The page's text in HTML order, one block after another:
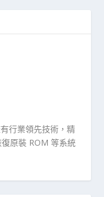
行業領先技術，精
原裝 ROM 等系統